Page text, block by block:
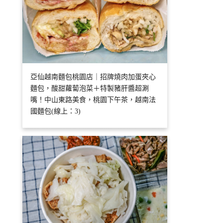
亞仙越南麵包桃園店｜招牌燒肉加蛋夾心
麵包，酸甜蘿蔔泡菜＋特製豬肝醬超涮
嘴！中山東路美食，桃園下午茶，越南法
國麵包(線上：3)